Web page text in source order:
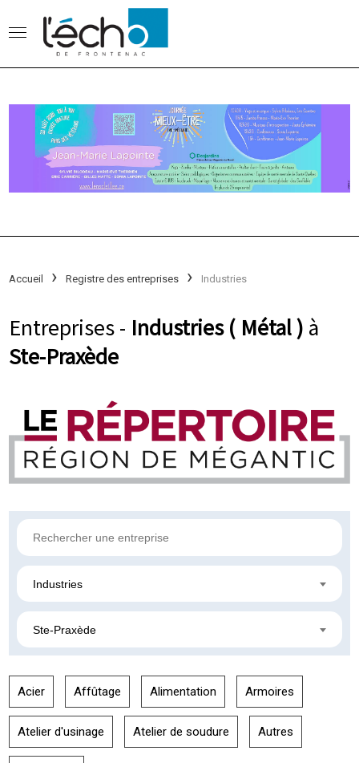
Accueil Registre des entreprises Industries
Entreprises - Industries ( Métal ) à
Ste-Praxède
Industries
Ste-Praxède
Acier Affûtage Alimentation Armoires
Atelier d'usinage Atelier de soudure Autres